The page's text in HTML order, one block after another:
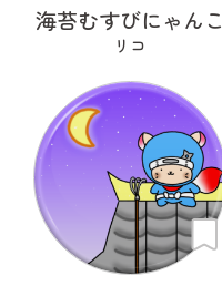
海苔むすびにゃんこ
リコ